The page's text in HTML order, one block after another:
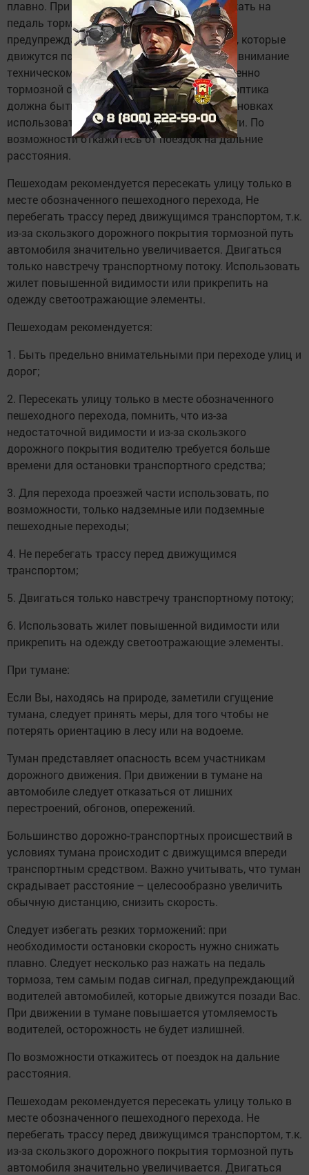
плавно. При торможении несколько раз нажать на
педаль тормоза, тем самым подав сигнал,
предупреждающий водителей автомобилей, которые
движутся позади Вас. Необходимо уделить внимание
техническому состоянию автомобиля, особенно
тормозной системе, и состоянию шин. Вся оптика
должна быть в рабочем состоянии. На остановках
использовать жилет повышенной видимости. По
возможности откажитесь от поездок на дальние
расстояния.
Пешеходам рекомендуется пересекать улицу только в
месте обозначенного пешеходного перехода, Не
перебегать трассу перед движущимся транспортом, т.к.
из-за скользкого дорожного покрытия тормозной путь
автомобиля значительно увеличивается. Двигаться
только навстречу транспортному потоку. Использовать
жилет повышенной видимости или прикрепить на
одежду светоотражающие элементы.
Пешеходам рекомендуется:
1. Быть предельно внимательными при переходе улиц и
дорог;
2. Пересекать улицу только в месте обозначенного
пешеходного перехода, помнить, что из-за
недостаточной видимости и из-за скользкого
дорожного покрытия водителю требуется больше
времени для остановки транспортного средства;
3. Для перехода проезжей части использовать, по
возможности, только надземные или подземные
пешеходные переходы;
4. Не перебегать трассу перед движущимся
транспортом;
5. Двигаться только навстречу транспортному потоку;
6. Использовать жилет повышенной видимости или
прикрепить на одежду светоотражающие элементы.
При тумане:
Если Вы, находясь на природе, заметили сгущение
тумана, следует принять меры, для того чтобы не
потерять ориентацию в лесу или на водоеме.
Туман представляет опасность всем участникам
дорожного движения. При движении в тумане на
автомобиле следует отказаться от лишних
перестроений, обгонов, опережений.
Большинство дорожно-транспортных происшествий в
условиях тумана происходит с движущимся впереди
транспортным средством. Важно учитывать, что туман
скрадывает расстояние – целесообразно увеличить
обычную дистанцию, снизить скорость.
Следует избегать резких торможений: при
необходимости остановки скорость нужно снижать
плавно. Следует несколько раз нажать на педаль
тормоза, тем самым подав сигнал, предупреждающий
водителей автомобилей, которые движутся позади Вас.
При движении в тумане повышается утомляемость
водителей, осторожность не будет излишней.
По возможности откажитесь от поездок на дальние
расстояния.
Пешеходам рекомендуется пересекать улицу только в
месте обозначенного пешеходного перехода. Не
перебегать трассу перед движущимся транспортом, т.к.
из-за скользкого дорожного покрытия тормозной путь
автомобиля значительно увеличивается. Двигаться